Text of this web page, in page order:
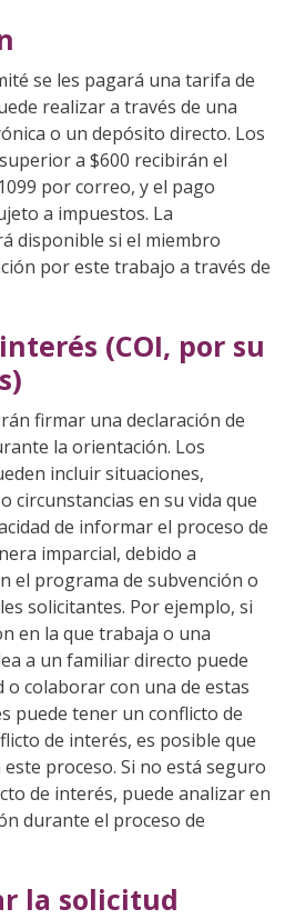
se les pagará una tarifa de
realizar a través de una
o un depósito directo. Los
a $600 recibirán el
por correo, y el pago
a impuestos. La
disponible si el miembro
por este trabajo a través de
(COI, por su
firmar una declaración de
la orientación. Los
incluir situaciones,
circunstancias en su vida que
de informar el proceso de
imparcial, debido a
el programa de subvención o
solicitantes. Por ejemplo, si
en la que trabaja o una
a un familiar directo puede
colaborar con una de estas
puede tener un conflicto de
de interés, es posible que
proceso. Si no está seguro
de interés, puede analizar en
durante el proceso de
la solicitud